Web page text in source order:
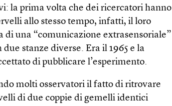
la prima volta che dei ricercatori hanno
allo stesso tempo, infatti, il loro
di una “comunicazione extrasensoriale”
stanze diverse. Era il 1965 e la
di pubblicare l’esperimento.
molti osservatori il fatto di ritrovare
di due coppie di gemelli identici